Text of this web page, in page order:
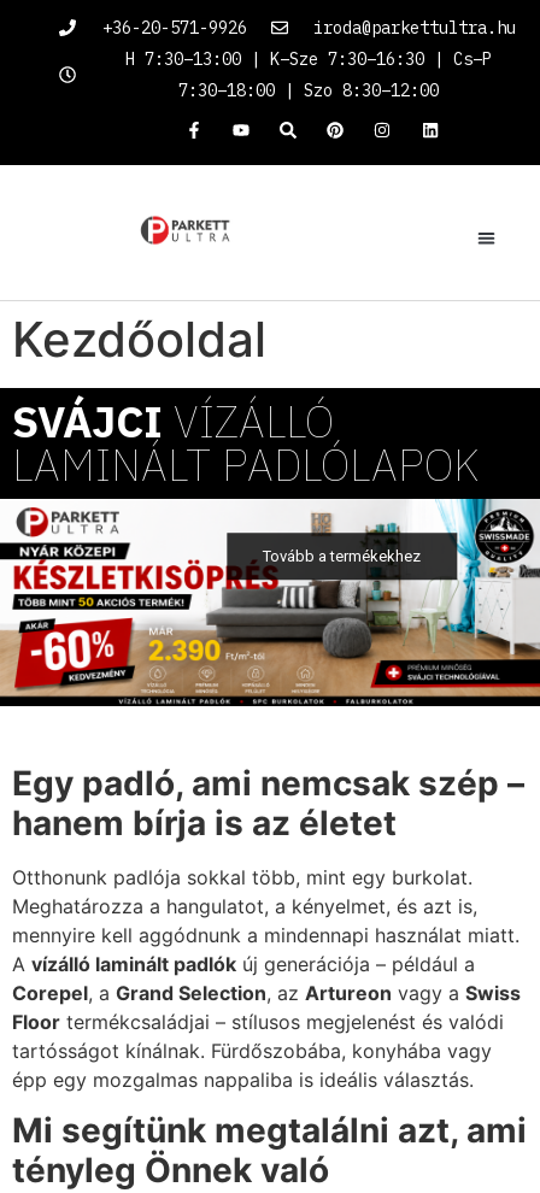
+36-20-571-9926
iroda@parkettultra.hu
H 7:30–13:00 | K–Sze 7:30–16:30 | Cs–P
7:30–18:00 | Szo 8:30–12:00
Kezdőoldal
SVÁJCI VÍZÁLLÓ
LAMINÁLT PADLÓLAPOK
Tovább a termékekhez
Egy padló, ami nemcsak szép –
hanem bírja is az életet
Otthonunk padlója sokkal több, mint egy burkolat.
Meghatározza a hangulatot, a kényelmet, és azt is,
mennyire kell aggódnunk a mindennapi használat miatt.
A vízálló laminált padlók új generációja – például a
Corepel, a Grand Selection, az Artureon vagy a Swiss
Floor termékcsaládjai – stílusos megjelenést és valódi
tartósságot kínálnak. Fürdőszobába, konyhába vagy
épp egy mozgalmas nappaliba is ideális választás.
Mi segítünk megtalálni azt, ami
tényleg Önnek való